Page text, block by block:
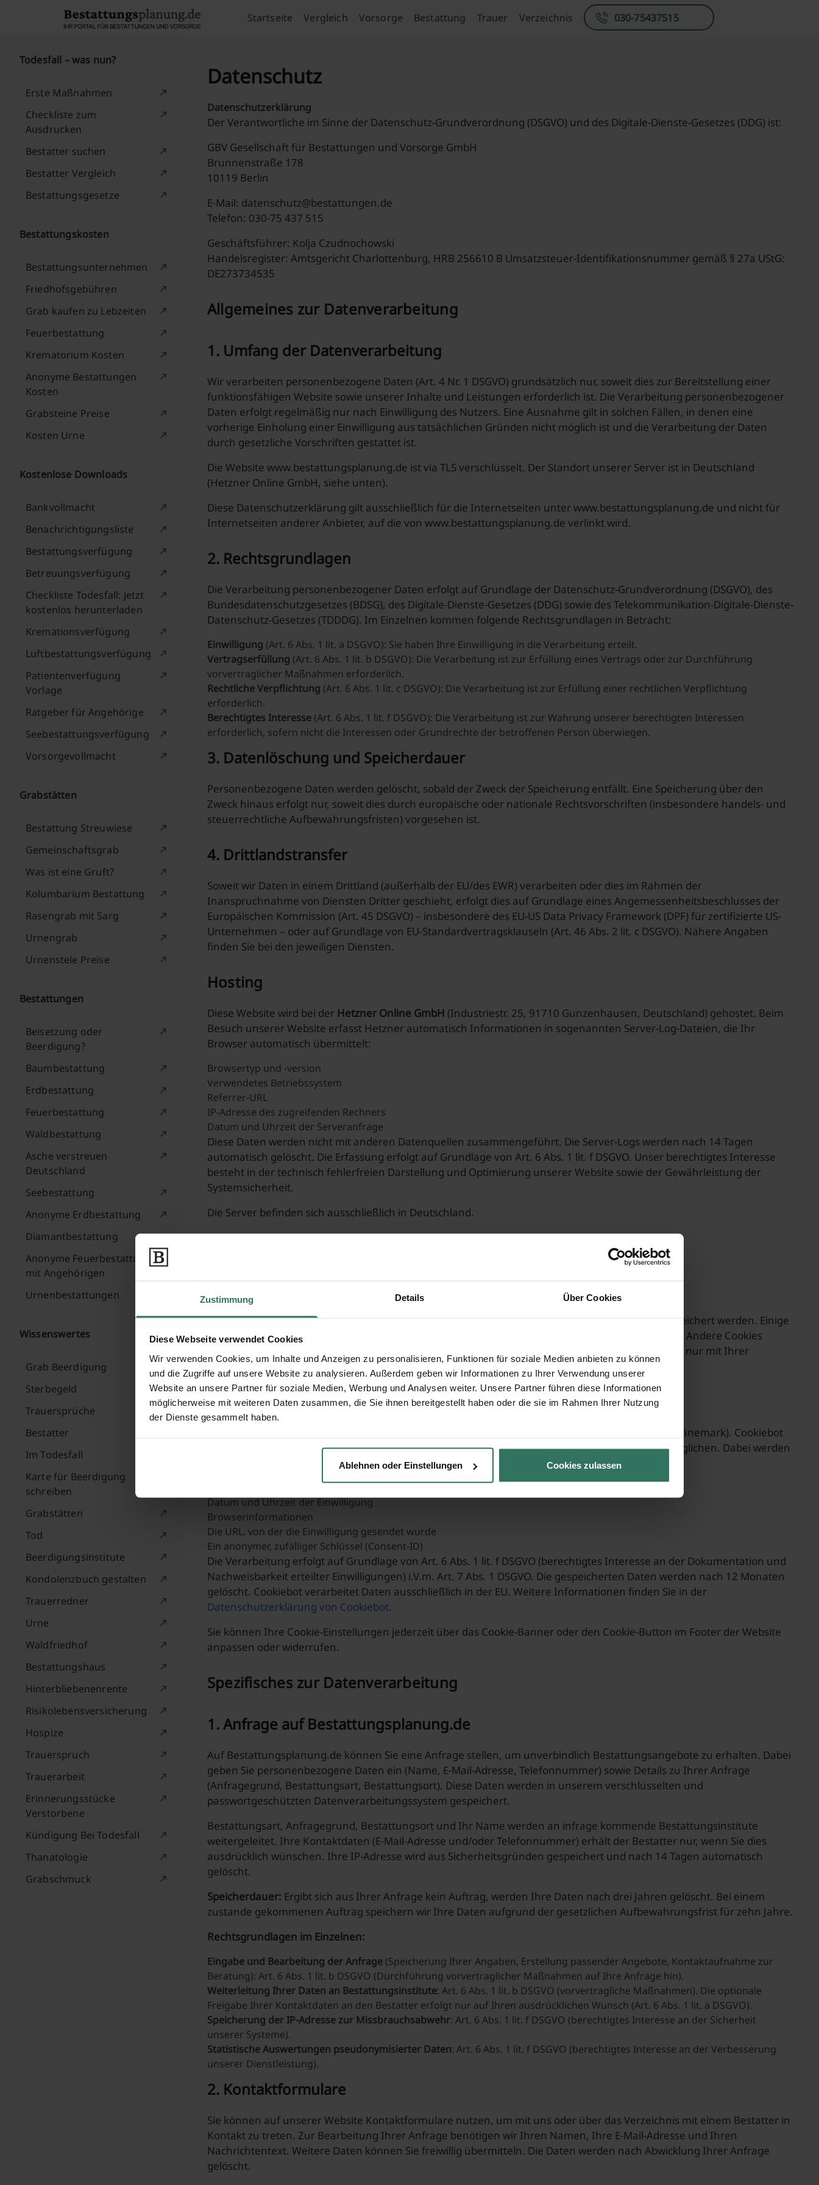
Zustimmung Details Über Cookies
Diese Webseite verwendet Cookies
Wir verwenden Cookies, um Inhalte und Anzeigen zu personalisieren, Funktionen für soziale Medien anbieten zu können
und die Zugriffe auf unsere Website zu analysieren. Außerdem geben wir Informationen zu Ihrer Verwendung unserer
Website an unsere Partner für soziale Medien, Werbung und Analysen weiter. Unsere Partner führen diese Informationen
möglicherweise mit weiteren Daten zusammen, die Sie ihnen bereitgestellt haben oder die sie im Rahmen Ihrer Nutzung
der Dienste gesammelt haben.
Ablehnen oder Einstellungen Cookies zulassen
Startseite Vergleich Vorsorge Bestattung Trauer Verzeichnis 030-75437515
Todesfall – was nun?
Erste Maßnahmen
Checkliste zum
Ausdrucken
Bestatter suchen
Bestatter Vergleich
Bestattungsgesetze
Bestattungskosten
Bestattungsunternehmen
Friedhofsgebühren
Grab kaufen zu Lebzeiten
Feuerbestattung
Krematorium Kosten
Anonyme Bestattungen
Kosten
Grabsteine Preise
Kosten Urne
Kostenlose Downloads
Bankvollmacht
Benachrichtigungsliste
Bestattungsverfügung
Betreuungsverfügung
Checkliste Todesfall: Jetzt
kostenlos herunterladen
Kremationsverfügung
Luftbestattungsverfügung
Patientenverfügung
Vorlage
Ratgeber für Angehörige
Seebestattungsverfügung
Vorsorgevollmacht
Grabstätten
Bestattung Streuwiese
Gemeinschaftsgrab
Was ist eine Gruft?
Kolumbarium Bestattung
Rasengrab mit Sarg
Urnengrab
Urnenstele Preise
Bestattungen
Beisetzung oder
Beerdigung?
Baumbestattung
Erdbestattung
Feuerbestattung
Waldbestattung
Asche verstreuen
Deutschland
Seebestattung
Anonyme Erdbestattung
Diamantbestattung
Anonyme Feuerbestattung
mit Angehörigen
Urnenbestattungen
Wissenswertes
Grab Beerdigung
Sterbegeld
Trauersprüche
Bestatter
Im Todesfall
Karte für Beerdigung
schreiben
Grabstätten
Tod
Beerdigungsinstitute
Kondolenzbuch gestalten
Trauerredner
Urne
Waldfriedhof
Bestattungshaus
Hinterbliebenenrente
Risikolebensversicherung
Hospize
Trauerspruch
Trauerarbeit
Erinnerungsstücke
Verstorbene
Kündigung Bei Todesfall
Thanatologie
Grabschmuck
Datenschutz
Datenschutzerklärung
Der Verantwortliche im Sinne der Datenschutz-Grundverordnung (DSGVO) und des Digitale-Dienste-Gesetzes (DDG) ist:
GBV Gesellschaft für Bestattungen und Vorsorge GmbH
Brunnenstraße 178
10119 Berlin
E-Mail: datenschutz@bestattungen.de
Telefon: 030-75 437 515
Geschäftsführer: Kolja Czudnochowski
Handelsregister: Amtsgericht Charlottenburg, HRB 256610 B Umsatzsteuer-Identifikationsnummer gemäß § 27a UStG:
DE273734535
Allgemeines zur Datenverarbeitung
1. Umfang der Datenverarbeitung
Wir verarbeiten personenbezogene Daten (Art. 4 Nr. 1 DSGVO) grundsätzlich nur, soweit dies zur Bereitstellung einer
funktionsfähigen Website sowie unserer Inhalte und Leistungen erforderlich ist. Die Verarbeitung personenbezogener
Daten erfolgt regelmäßig nur nach Einwilligung des Nutzers. Eine Ausnahme gilt in solchen Fällen, in denen eine
vorherige Einholung einer Einwilligung aus tatsächlichen Gründen nicht möglich ist und die Verarbeitung der Daten
durch gesetzliche Vorschriften gestattet ist.
Die Website www.bestattungsplanung.de ist via TLS verschlüsselt. Der Standort unserer Server ist in Deutschland
(Hetzner Online GmbH, siehe unten).
Diese Datenschutzerklärung gilt ausschließlich für die Internetseiten unter www.bestattungsplanung.de und nicht für
Internetseiten anderer Anbieter, auf die von www.bestattungsplanung.de verlinkt wird.
2. Rechtsgrundlagen
Die Verarbeitung personenbezogener Daten erfolgt auf Grundlage der Datenschutz-Grundverordnung (DSGVO), des
Bundesdatenschutzgesetzes (BDSG), des Digitale-Dienste-Gesetzes (DDG) sowie des Telekommunikation-Digitale-Dienste-
Datenschutz-Gesetzes (TDDDG). Im Einzelnen kommen folgende Rechtsgrundlagen in Betracht:
Einwilligung (Art. 6 Abs. 1 lit. a DSGVO): Sie haben Ihre Einwilligung in die Verarbeitung erteilt.
Vertragserfüllung (Art. 6 Abs. 1 lit. b DSGVO): Die Verarbeitung ist zur Erfüllung eines Vertrags oder zur Durchführung
vorvertraglicher Maßnahmen erforderlich.
Rechtliche Verpflichtung (Art. 6 Abs. 1 lit. c DSGVO): Die Verarbeitung ist zur Erfüllung einer rechtlichen Verpflichtung
erforderlich.
Berechtigtes Interesse (Art. 6 Abs. 1 lit. f DSGVO): Die Verarbeitung ist zur Wahrung unserer berechtigten Interessen
erforderlich, sofern nicht die Interessen oder Grundrechte der betroffenen Person überwiegen.
3. Datenlöschung und Speicherdauer
Personenbezogene Daten werden gelöscht, sobald der Zweck der Speicherung entfällt. Eine Speicherung über den
Zweck hinaus erfolgt nur, soweit dies durch europäische oder nationale Rechtsvorschriften (insbesondere handels- und
steuerrechtliche Aufbewahrungsfristen) vorgesehen ist.
4. Drittlandstransfer
Soweit wir Daten in einem Drittland (außerhalb der EU/des EWR) verarbeiten oder dies im Rahmen der
Inanspruchnahme von Diensten Dritter geschieht, erfolgt dies auf Grundlage eines Angemessenheitsbeschlusses der
Europäischen Kommission (Art. 45 DSGVO) – insbesondere des EU-US Data Privacy Framework (DPF) für zertifizierte US-
Unternehmen – oder auf Grundlage von EU-Standardvertragsklauseln (Art. 46 Abs. 2 lit. c DSGVO). Nähere Angaben
finden Sie bei den jeweiligen Diensten.
Hosting
Diese Website wird bei der Hetzner Online GmbH (Industriestr. 25, 91710 Gunzenhausen, Deutschland) gehostet. Beim
Besuch unserer Website erfasst Hetzner automatisch Informationen in sogenannten Server-Log-Dateien, die Ihr
Browser automatisch übermittelt:
Browsertyp und -version
Verwendetes Betriebssystem
Referrer-URL
IP-Adresse des zugreifenden Rechners
Datum und Uhrzeit der Serveranfrage
Diese Daten werden nicht mit anderen Datenquellen zusammengeführt. Die Server-Logs werden nach 14 Tagen
automatisch gelöscht. Die Erfassung erfolgt auf Grundlage von Art. 6 Abs. 1 lit. f DSGVO. Unser berechtigtes Interesse
besteht in der technisch fehlerfreien Darstellung und Optimierung unserer Website sowie der Gewährleistung der
Systemsicherheit.
Die Server befinden sich ausschließlich in Deutschland.
Unsere Website verwendet Cookies. Cookies sind kleine Textdateien, die auf Ihrem Endgerät gespeichert werden. Einige
Cookies sind technisch notwendig für die Funktionsfähigkeit der Website (§ 25 Abs. 2 Nr. 2 TDDDG). Andere Cookies
dienen der Analyse des Nutzerverhaltens oder der Anzeige personalisierter Werbung und werden nur mit Ihrer
ausdrücklichen Einwilligung gesetzt (§ 25 Abs. 1 TDDDG, Art. 6 Abs. 1 lit. a DSGVO).
Cookie-Consent-Tool: Cookiebot
der Cybot A/S (Havnegade 39, 1058 Kopenhagen, Dänemark). Cookiebot
erfasst und speichert Ihre Einwilligungserklärung, um uns den Nachweis der Einwilligung zu ermöglichen. Dabei werden
folgende Daten verarbeitet:
Ihre IP-Adresse (gekürzt gespeichert, nicht im Klartext)
Datum und Uhrzeit der Einwilligung
Browserinformationen
Die URL, von der die Einwilligung gesendet wurde
Ein anonymer, zufälliger Schlüssel (Consent-ID)
Die Verarbeitung erfolgt auf Grundlage von Art. 6 Abs. 1 lit. f DSGVO (berechtigtes Interesse an der Dokumentation und
Nachweisbarkeit erteilter Einwilligungen) i.V.m. Art. 7 Abs. 1 DSGVO. Die gespeicherten Daten werden nach 12 Monaten
gelöscht. Cookiebot verarbeitet Daten ausschließlich in der EU. Weitere Informationen finden Sie in der
Datenschutzerklärung von Cookiebot.
Sie können Ihre Cookie-Einstellungen jederzeit über das Cookie-Banner oder den Cookie-Button im Footer der Website
anpassen oder widerrufen.
Spezifisches zur Datenverarbeitung
1. Anfrage auf Bestattungsplanung.de
Auf Bestattungsplanung.de können Sie eine Anfrage stellen, um unverbindlich Bestattungsangebote zu erhalten. Dabei
geben Sie personenbezogene Daten ein (Name, E-Mail-Adresse, Telefonnummer) sowie Details zu Ihrer Anfrage
(Anfragegrund, Bestattungsart, Bestattungsort). Diese Daten werden in unserem verschlüsselten und
passwortgeschützten Datenverarbeitungssystem gespeichert.
Bestattungsart, Anfragegrund, Bestattungsort und Ihr Name werden an infrage kommende Bestattungsinstitute
weitergeleitet. Ihre Kontaktdaten (E-Mail-Adresse und/oder Telefonnummer) erhält der Bestatter nur, wenn Sie dies
ausdrücklich wünschen. Ihre IP-Adresse wird aus Sicherheitsgründen gespeichert und nach 14 Tagen automatisch
gelöscht.
Speicherdauer: Ergibt sich aus Ihrer Anfrage kein Auftrag, werden Ihre Daten nach drei Jahren gelöscht. Bei einem
zustande gekommenen Auftrag speichern wir Ihre Daten aufgrund der gesetzlichen Aufbewahrungsfrist für zehn Jahre.
Rechtsgrundlagen im Einzelnen:
Eingabe und Bearbeitung der Anfrage (Speicherung Ihrer Angaben, Erstellung passender Angebote, Kontaktaufnahme zur
Beratung): Art. 6 Abs. 1 lit. b DSGVO (Durchführung vorvertraglicher Maßnahmen auf Ihre Anfrage hin).
Weiterleitung Ihrer Daten an Bestattungsinstitute: Art. 6 Abs. 1 lit. b DSGVO (vorvertragliche Maßnahmen). Die optionale
Freigabe Ihrer Kontaktdaten an den Bestatter erfolgt nur auf Ihren ausdrücklichen Wunsch (Art. 6 Abs. 1 lit. a DSGVO).
Speicherung der IP-Adresse zur Missbrauchsabwehr: Art. 6 Abs. 1 lit. f DSGVO (berechtigtes Interesse an der Sicherheit
unserer Systeme).
Statistische Auswertungen pseudonymisierter Daten: Art. 6 Abs. 1 lit. f DSGVO (berechtigtes Interesse an der Verbesserung
unserer Dienstleistung).
2. Kontaktformulare
Sie können auf unserer Website Kontaktformulare nutzen, um mit uns oder über das Verzeichnis mit einem Bestatter in
Kontakt zu treten. Zur Bearbeitung Ihrer Anfrage benötigen wir Ihren Namen, Ihre E-Mail-Adresse und Ihren
Nachrichtentext. Weitere Daten können Sie freiwillig übermitteln. Die Daten werden nach Abwicklung Ihrer Anfrage
gelöscht.